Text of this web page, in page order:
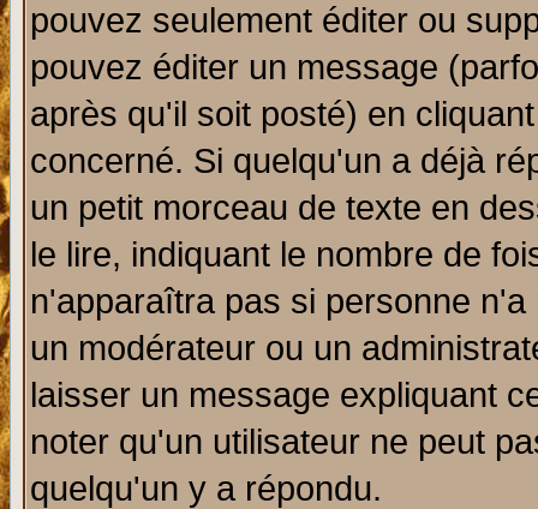
pouvez seulement éditer ou
pouvez éditer un message
après qu'il soit posté) en
concerné. Si quelqu'un a déjà
un petit morceau de texte en
le lire, indiquant le nombre de
n'apparaîtra pas si personne
un modérateur ou un
laisser un message expliquant
noter qu'un utilisateur ne peut
quelqu'un y a répondu.